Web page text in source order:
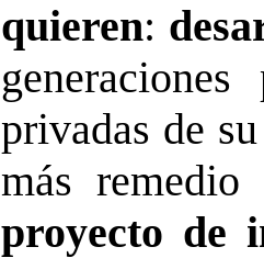
quieren:
privadas de
más
proyecto de